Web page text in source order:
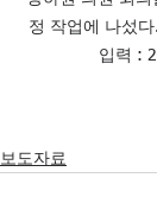
정 작업에 나섰
입력 :
보도자료